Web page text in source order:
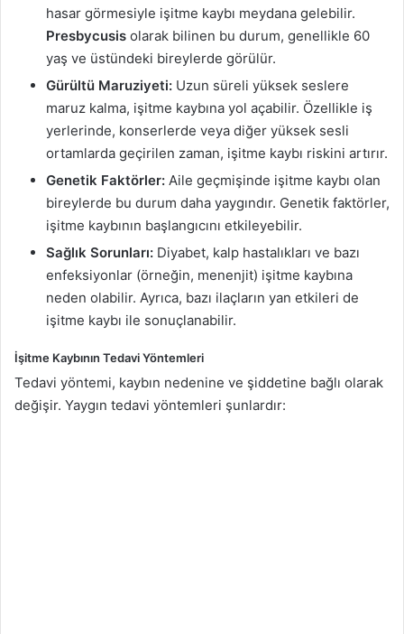
hasar görmesiyle işitme kaybı meydana gelebilir.
Presbycusis olarak bilinen bu durum, genellikle 60
yaş ve üstündeki bireylerde görülür.
Gürültü Maruziyeti: Uzun süreli yüksek seslere
maruz kalma, işitme kaybına yol açabilir. Özellikle iş
yerlerinde, konserlerde veya diğer yüksek sesli
ortamlarda geçirilen zaman, işitme kaybı riskini artırır.
Genetik Faktörler: Aile geçmişinde işitme kaybı olan
bireylerde bu durum daha yaygındır. Genetik faktörler,
işitme kaybının başlangıcını etkileyebilir.
Sağlık Sorunları: Diyabet, kalp hastalıkları ve bazı
enfeksiyonlar (örneğin, menenjit) işitme kaybına
neden olabilir. Ayrıca, bazı ilaçların yan etkileri de
işitme kaybı ile sonuçlanabilir.
İşitme Kaybının Tedavi Yöntemleri
Tedavi yöntemi, kaybın nedenine ve şiddetine bağlı olarak
değişir. Yaygın tedavi yöntemleri şunlardır: